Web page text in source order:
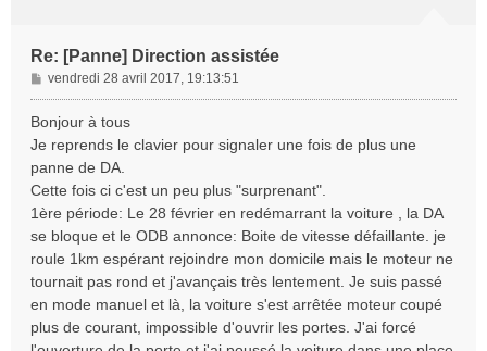
Re: [Panne] Direction assistée
M
e
s
g
e
vendredi 28 avril 2017, 19:13:51
Bonjour à tous
Je reprends le clavier pour signaler une fois de plus une
panne de DA.
Cette fois ci c'est un peu plus "surprenant".
1ère période: Le 28 février en redémarrant la voiture , la DA
se bloque et le ODB annonce: Boite de vitesse défaillante. je
roule 1km espérant rejoindre mon domicile mais le moteur ne
tournait pas rond et j'avançais très lentement. Je suis passé
en mode manuel et là, la voiture s'est arrêtée moteur coupé
plus de courant, impossible d'ouvrir les portes. J'ai forcé